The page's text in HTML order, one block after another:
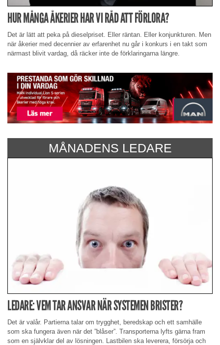
HUR MÅNGA ÅKERIER HAR VI RÅD ATT FÖRLORA?
Det är lätt att peka på dieselpriset. Eller räntan. Eller konjunkturen. Men
när åkerier med decennier av erfarenhet nu går i konkurs i en takt som
närmast blivit vardag, då räcker inte de förklaringarna längre.
MÅNADENS LEDARE
LEDARE: VEM TAR ANSVAR NÄR SYSTEMEN BRISTER?
Det är valår. Partierna talar om trygghet, beredskap och ett samhälle
som ska fungera även när det ”blåser”. Transporterna lyfts gärna fram
som en självklar del av lösningen. Lastbilen ska leverera, försörja och